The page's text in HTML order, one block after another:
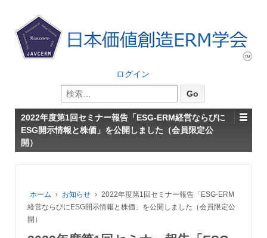
ログイン
検
索:
2022年度第1回セミナー報告「ESG-ERM経営ならびに
ESG開示情報と株価」を公開しました（会員限定公
開）
ホーム › お知らせ › 2022年度第1回セミナー報告「ESG-ERM
経営ならびにESG開示情報と株価」を公開しました（会員限定公
開）